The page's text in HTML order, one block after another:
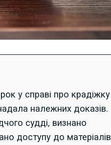
у справі про крадіжку
належних доказів.
судді, визнано
доступу до матеріалів